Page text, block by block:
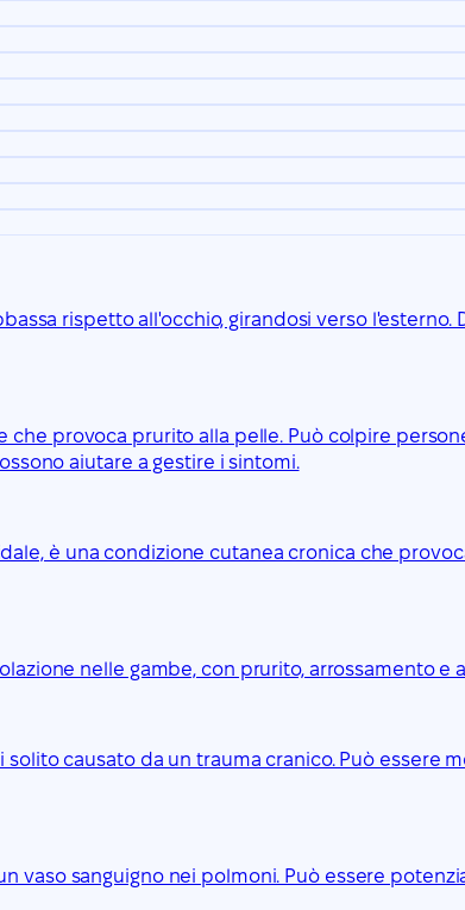
rispetto all'occhio, girandosi verso l'esterno.
provoca prurito alla pelle. Può colpire
aiutare a gestire i sintomi.
è una condizione cutanea cronica che
nelle gambe, con prurito, arrossamento e
causato da un trauma cranico. Può essere
vaso sanguigno nei polmoni. Può essere